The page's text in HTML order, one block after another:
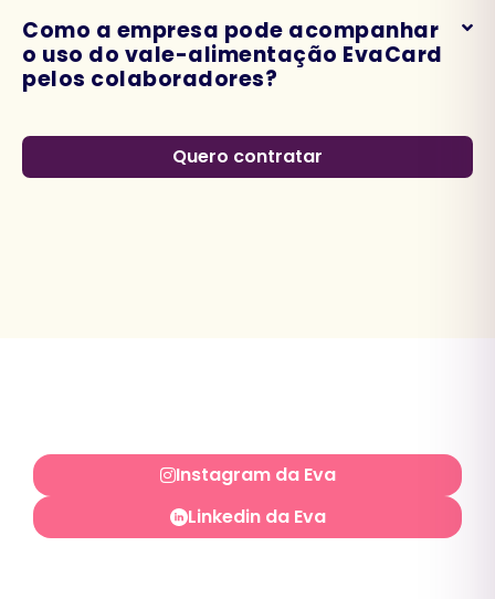
Como a empresa pode acompanhar
o uso do vale-alimentação EvaCard
pelos colaboradores?
Quero contratar
Instagram da Eva
Linkedin da Eva